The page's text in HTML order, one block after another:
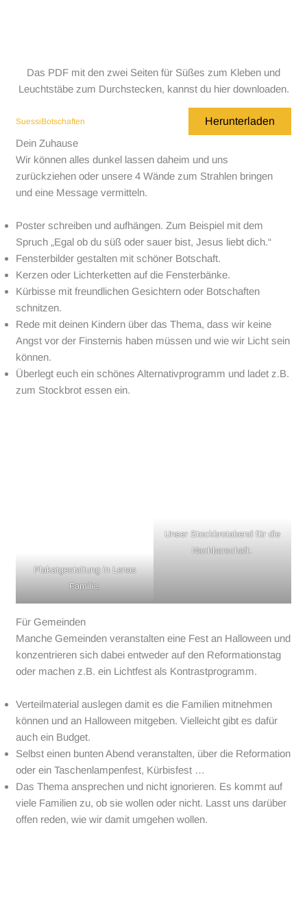
Das PDF mit den zwei Seiten für Süßes zum Kleben und
Leuchtstäbe zum Durchstecken, kannst du hier downloaden.
SuessiBotschaften
Herunterladen
Dein Zuhause
Wir können alles dunkel lassen daheim und uns
zurückziehen oder unsere 4 Wände zum Strahlen bringen
und eine Message vermitteln.
Poster schreiben und aufhängen. Zum Beispiel mit dem
Spruch „Egal ob du süß oder sauer bist, Jesus liebt dich.“
Fensterbilder gestalten mit schöner Botschaft.
Kerzen oder Lichterketten auf die Fensterbänke.
Kürbisse mit freundlichen Gesichtern oder Botschaften
schnitzen.
Rede mit deinen Kindern über das Thema, dass wir keine
Angst vor der Finsternis haben müssen und wie wir Licht sein
können.
Überlegt euch ein schönes Alternativprogramm und ladet z.B.
zum Stockbrot essen ein.
Plakatgestaltung in Lenas
Familie.
Unser Stockbrotabend für die
Nachbarschaft.
Für Gemeinden
Manche Gemeinden veranstalten eine Fest an Halloween und
konzentrieren sich dabei entweder auf den Reformationstag
oder machen z.B. ein Lichtfest als Kontrastprogramm.
Verteilmaterial auslegen damit es die Familien mitnehmen
können und an Halloween mitgeben. Vielleicht gibt es dafür
auch ein Budget.
Selbst einen bunten Abend veranstalten, über die Reformation
oder ein Taschenlampenfest, Kürbisfest …
Das Thema ansprechen und nicht ignorieren. Es kommt auf
viele Familien zu, ob sie wollen oder nicht. Lasst uns darüber
offen reden, wie wir damit umgehen wollen.